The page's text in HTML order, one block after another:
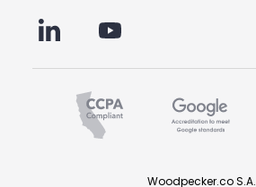
Woodpecker.co S.A.